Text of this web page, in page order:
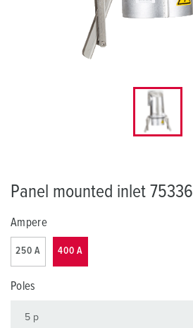
Panel mounted inlet 75336
Ampere
250 A 400 A
Poles